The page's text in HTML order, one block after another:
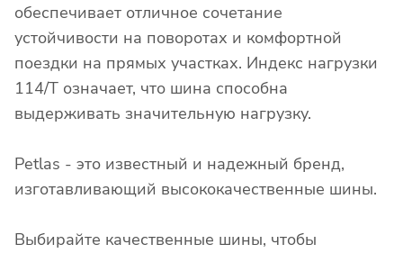
обеспечивает отличное сочетание
устойчивости на поворотах и комфортной
поездки на прямых участках. Индекс нагрузки
114/T означает, что шина способна
выдерживать значительную нагрузку.
Petlas - это известный и надежный бренд,
изготавливающий высококачественные шины.
Выбирайте качественные шины, чтобы